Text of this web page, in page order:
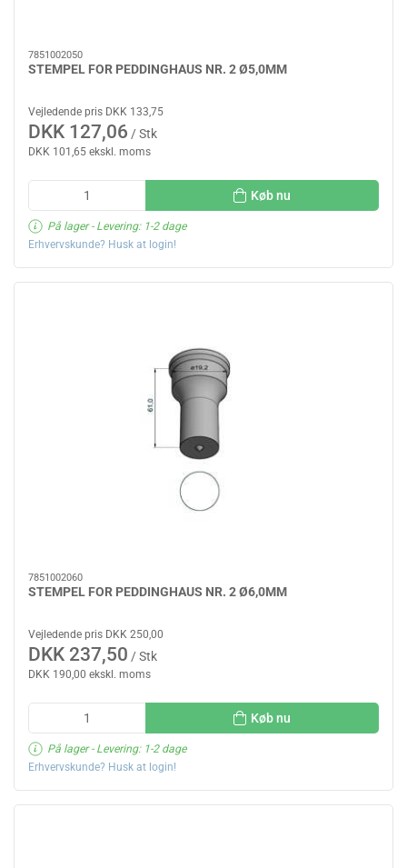
7851002050
STEMPEL FOR PEDDINGHAUS NR. 2 Ø5,0MM
Vejledende pris DKK 133,75
DKK 127,06 / Stk
DKK 101,65 ekskl. moms
Køb nu
På lager- Levering: 1-2 dage
Erhvervskunde? Husk at login!
7851002060
STEMPEL FOR PEDDINGHAUS NR. 2 Ø6,0MM
Vejledende pris DKK 250,00
DKK 237,50 / Stk
DKK 190,00 ekskl. moms
Køb nu
På lager- Levering: 1-2 dage
Erhvervskunde? Husk at login!